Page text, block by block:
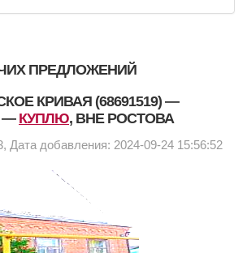
ПРЕДЛОЖЕНИЙ
КРИВАЯ (68691519) —
КУПЛЮ, ВНЕ РОСТОВА
Дата добавления: 2024-09-24 15:56:52